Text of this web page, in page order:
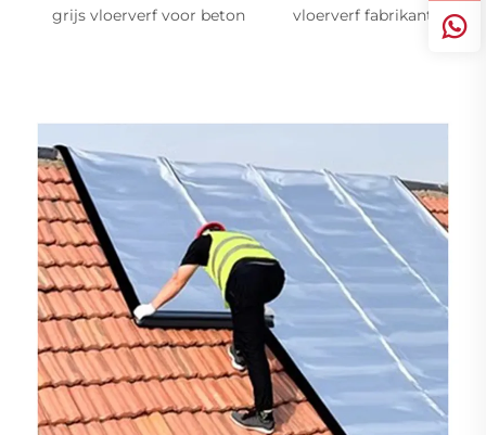
grijs vloerverf voor beton vloerverf fabrikant